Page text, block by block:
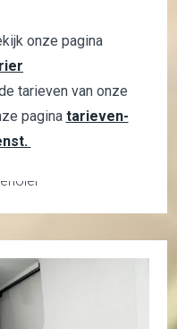
onze pagina
tarieven van onze
pagina tarieven-